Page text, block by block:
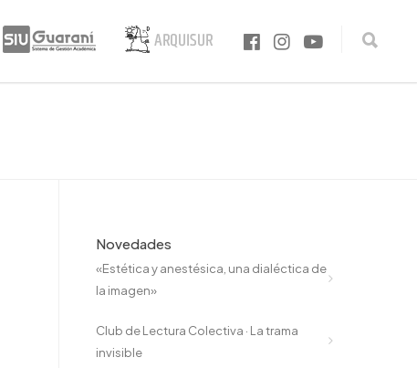
Novedades
«Estética y anestésica, una dialéctica de
la imagen»
Club de Lectura Colectiva · La trama
invisible